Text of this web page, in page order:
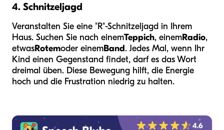
4. Schnitzeljagd
Veranstalten Sie eine "R"-Schnitzeljagd in Ihrem
Haus. Suchen Sie nach einemTeppich, einemRadio,
etwasRotemoder einemBand. Jedes Mal, wenn Ihr
Kind einen Gegenstand findet, darf es das Wort
dreimal üben. Diese Bewegung hilft, die Energie
hoch und die Frustration niedrig zu halten.